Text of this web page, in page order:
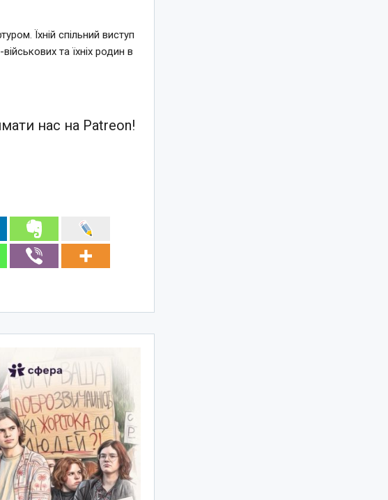
Їхній спільний виступ
та їхніх родин в
нас на Patreon!